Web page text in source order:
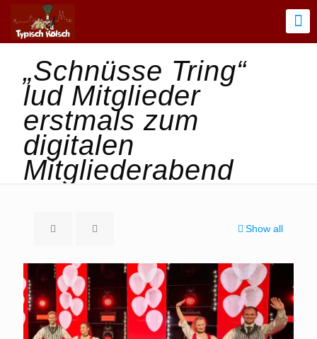
„Schnüsse Tring“
lud Mitglieder
erstmals zum
digitalen
Mitgliederabend
Show all